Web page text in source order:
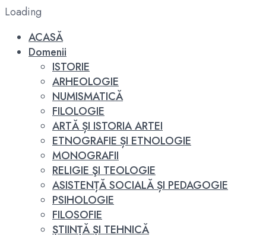
Loading
ACASĂ
Domenii
ISTORIE
ARHEOLOGIE
NUMISMATICĂ
FILOLOGIE
ARTĂ ȘI ISTORIA ARTEI
ETNOGRAFIE ȘI ETNOLOGIE
MONOGRAFII
RELIGIE ŞI TEOLOGIE
ASISTENȚĂ SOCIALĂ ȘI PEDAGOGIE
PSIHOLOGIE
FILOSOFIE
ȘTIINȚĂ ȘI TEHNICĂ